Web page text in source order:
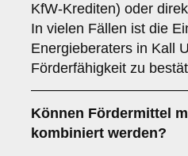
KfW-Krediten) oder
In vielen Fällen ist die
Energieberaters in Kall
Förderfähigkeit zu
Können Fördermittel
kombiniert werden?